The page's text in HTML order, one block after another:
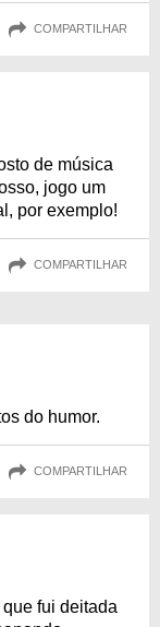
COMPARTILHAR
de música
jogo um
por exemplo!
COMPARTILHAR
do humor.
COMPARTILHAR
fui deitada